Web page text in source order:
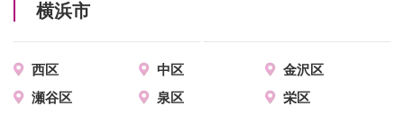
横浜市
西区 中区
金沢区
瀬谷区
泉区
栄区